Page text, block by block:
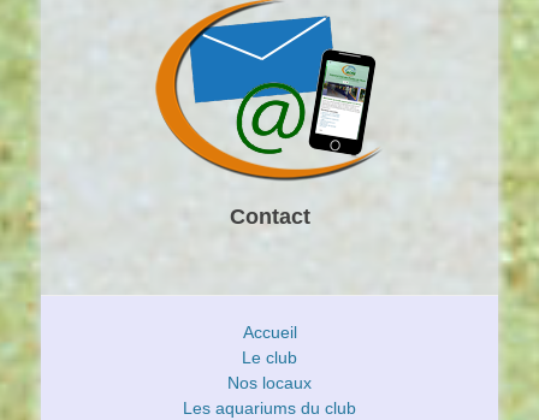
Contact
Accueil
Le club
Nos locaux
Les aquariums du club